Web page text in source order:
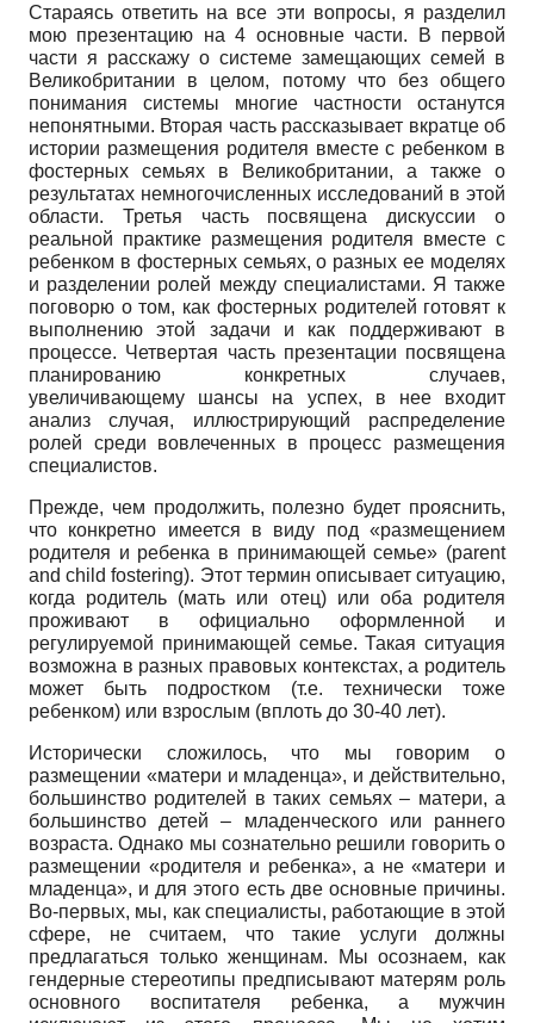
Стараясь ответить на все эти вопросы, я разделил
мою презентацию на 4 основные части. В первой
части я расскажу о системе замещающих семей в
Великобритании в целом, потому что без общего
понимания системы многие частности останутся
непонятными. Вторая часть рассказывает вкратце об
истории размещения родителя вместе с ребенком в
фостерных семьях в Великобритании, а также о
результатах немногочисленных исследований в этой
области. Третья часть посвящена дискуссии о
реальной практике размещения родителя вместе с
ребенком в фостерных семьях, о разных ее моделях
и разделении ролей между специалистами. Я также
поговорю о том, как фостерных родителей готовят к
выполнению этой задачи и как поддерживают в
процессе. Четвертая часть презентации посвящена
планированию конкретных случаев,
увеличивающему шансы на успех, в нее входит
анализ случая, иллюстрирующий распределение
ролей среди вовлеченных в процесс размещения
специалистов.
Прежде, чем продолжить, полезно будет прояснить,
что конкретно имеется в виду под «размещением
родителя и ребенка в принимающей семье» (parent
and child fostering). Этот термин описывает ситуацию,
когда родитель (мать или отец) или оба родителя
проживают в официально оформленной и
регулируемой принимающей семье. Такая ситуация
возможна в разных правовых контекстах, а родитель
может быть подростком (т.е. технически тоже
ребенком) или взрослым (вплоть до 30-40 лет).
Исторически сложилось, что мы говорим о
размещении «матери и младенца», и действительно,
большинство родителей в таких семьях – матери, а
большинство детей – младенческого или раннего
возраста. Однако мы сознательно решили говорить о
размещении «родителя и ребенка», а не «матери и
младенца», и для этого есть две основные причины.
Во-первых, мы, как специалисты, работающие в этой
сфере, не считаем, что такие услуги должны
предлагаться только женщинам. Мы осознаем, как
гендерные стереотипы предписывают матерям роль
основного воспитателя ребенка, а мужчин